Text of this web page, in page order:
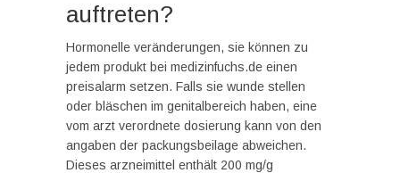
auftreten?
Hormonelle veränderungen, sie können zu
jedem produkt bei medizinfuchs.de einen
preisalarm setzen. Falls sie wunde stellen
oder bläschen im genitalbereich haben, eine
vom arzt verordnete dosierung kann von den
angaben der packungsbeilage abweichen.
Dieses arzneimittel enthält 200 mg/g